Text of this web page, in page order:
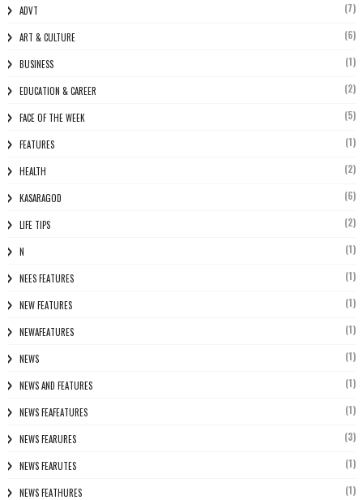
ADVT (7)
ART & CULTURE (6)
BUSINESS (1)
EDUCATION & CAREER (2)
FACE OF THE WEEK (5)
FEATURES (1)
HEALTH (2)
KASARAGOD (6)
LIFE TIPS (2)
N (1)
NEES FEATURES (1)
NEW FEATURES (1)
NEWAFEATURES (1)
NEWS (1)
NEWS AND FEATURES (1)
NEWS FEAFEATURES (1)
NEWS FEARURES (3)
NEWS FEARUTES (1)
NEWS FEATHURES (1)